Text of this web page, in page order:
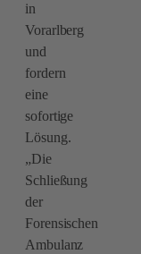
in
Vorarlberg
und
fordern
eine
sofortige
Lösung.
„Die
Schließung
der
Forensischen
Ambulanz